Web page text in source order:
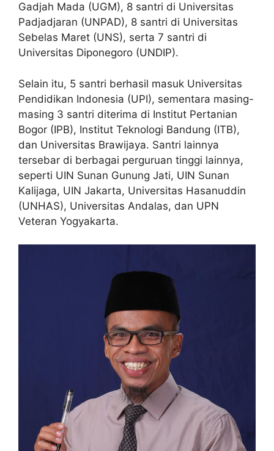
Gadjah Mada (UGM), 8 santri di Universitas
Padjadjaran (UNPAD), 8 santri di Universitas
Sebelas Maret (UNS), serta 7 santri di
Universitas Diponegoro (UNDIP).
Selain itu, 5 santri berhasil masuk Universitas
Pendidikan Indonesia (UPI), sementara masing-
masing 3 santri diterima di Institut Pertanian
Bogor (IPB), Institut Teknologi Bandung (ITB),
dan Universitas Brawijaya. Santri lainnya
tersebar di berbagai perguruan tinggi lainnya,
seperti UIN Sunan Gunung Jati, UIN Sunan
Kalijaga, UIN Jakarta, Universitas Hasanuddin
(UNHAS), Universitas Andalas, dan UPN
Veteran Yogyakarta.